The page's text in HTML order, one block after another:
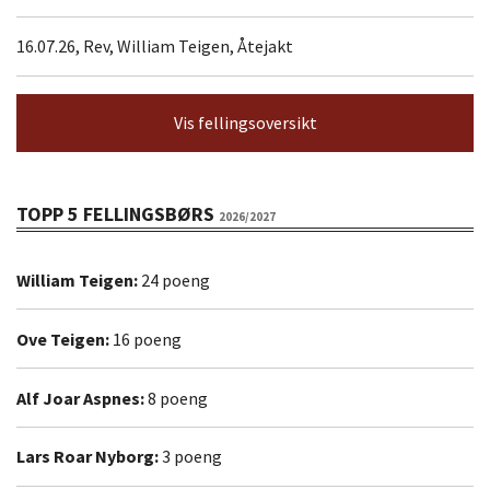
16.07.26, Rev, William Teigen, Åtejakt
Vis fellingsoversikt
TOPP 5 FELLINGSBØRS 2026/2027
William Teigen: 24 poeng
Ove Teigen: 16 poeng
Alf Joar Aspnes:8 poeng
Lars Roar Nyborg:3 poeng